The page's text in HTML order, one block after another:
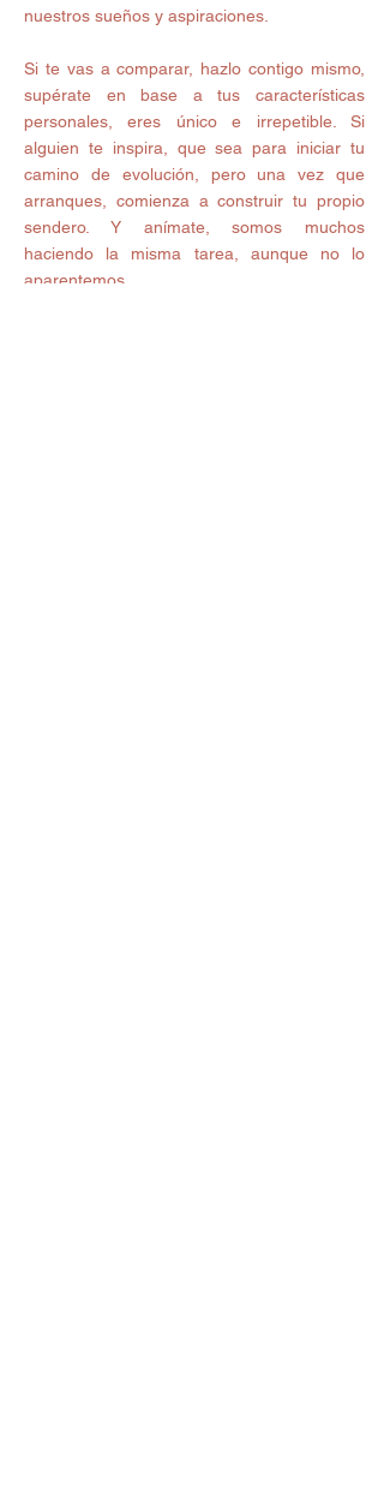
nuestros sueños y aspiraciones.
Si te vas a comparar, hazlo contigo mismo,
supérate en base a tus características
personales, eres único e irrepetible. Si
alguien te inspira, que sea para iniciar tu
camino de evolución, pero una vez que
arranques, comienza a construir tu propio
sendero. Y anímate, somos muchos
haciendo la misma tarea, aunque no lo
aparentemos…